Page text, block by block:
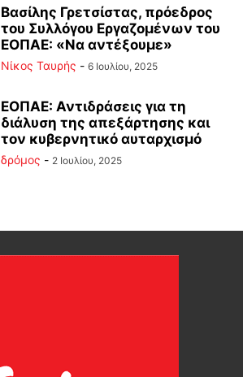
Βασίλης Γρετσίστας, πρόεδρος
του Συλλόγου Εργαζομένων του
ΕΟΠΑΕ: «Να αντέξουμε»
Νίκος Ταυρής - 6 Ιουλίου, 2025
ΕΟΠΑΕ: Αντιδράσεις για τη
διάλυση της απεξάρτησης και
τον κυβερνητικό αυταρχισμό
δρόμος - 2 Ιουλίου, 2025